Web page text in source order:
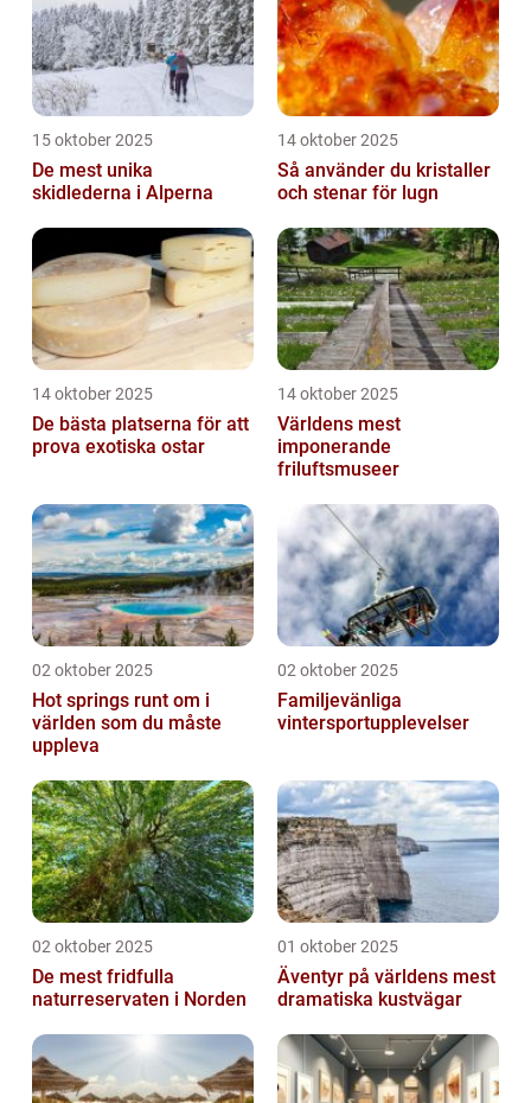
15 oktober 2025
De mest unika
skidlederna i Alperna
14 oktober 2025
Så använder du kristaller
och stenar för lugn
14 oktober 2025
De bästa platserna för att
prova exotiska ostar
14 oktober 2025
Världens mest
imponerande
friluftsmuseer
02 oktober 2025
Hot springs runt om i
världen som du måste
uppleva
02 oktober 2025
Familjevänliga
vintersportupplevelser
02 oktober 2025
De mest fridfulla
naturreservaten i Norden
01 oktober 2025
Äventyr på världens mest
dramatiska kustvägar